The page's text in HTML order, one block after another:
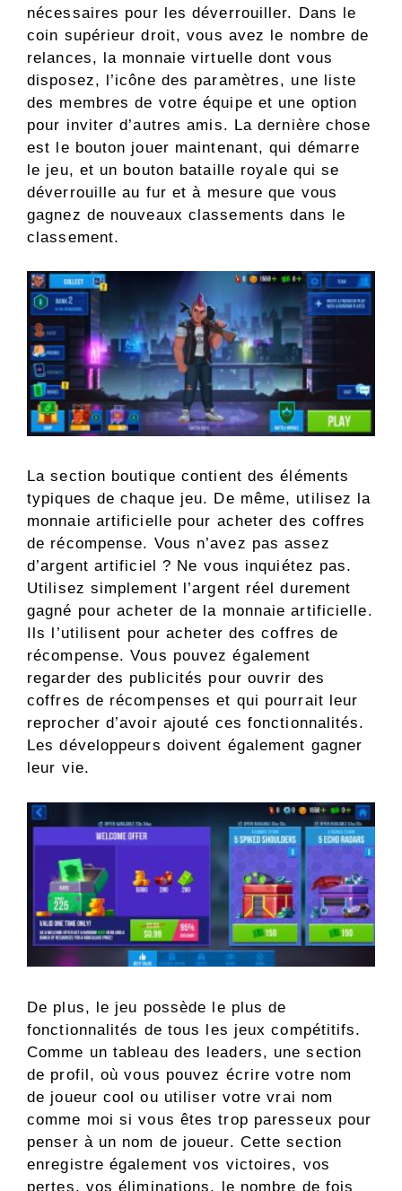
nécessaires pour les déverrouiller. Dans le
coin supérieur droit, vous avez le nombre de
relances, la monnaie virtuelle dont vous
disposez, l’icône des paramètres, une liste
des membres de votre équipe et une option
pour inviter d’autres amis. La dernière chose
est le bouton jouer maintenant, qui démarre
le jeu, et un bouton bataille royale qui se
déverrouille au fur et à mesure que vous
gagnez de nouveaux classements dans le
classement.
La section boutique contient des éléments
typiques de chaque jeu. De même, utilisez la
monnaie artificielle pour acheter des coffres
de récompense. Vous n’avez pas assez
d’argent artificiel ? Ne vous inquiétez pas.
Utilisez simplement l’argent réel durement
gagné pour acheter de la monnaie artificielle.
Ils l’utilisent pour acheter des coffres de
récompense. Vous pouvez également
regarder des publicités pour ouvrir des
coffres de récompenses et qui pourrait leur
reprocher d’avoir ajouté ces fonctionnalités.
Les développeurs doivent également gagner
leur vie.
De plus, le jeu possède le plus de
fonctionnalités de tous les jeux compétitifs.
Comme un tableau des leaders, une section
de profil, où vous pouvez écrire votre nom
de joueur cool ou utiliser votre vrai nom
comme moi si vous êtes trop paresseux pour
penser à un nom de joueur. Cette section
enregistre également vos victoires, vos
pertes, vos éliminations, le nombre de fois